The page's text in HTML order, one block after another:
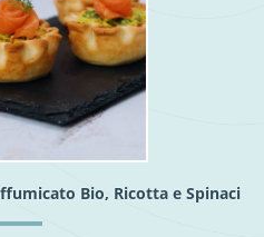
Bio, Ricotta e Spinaci